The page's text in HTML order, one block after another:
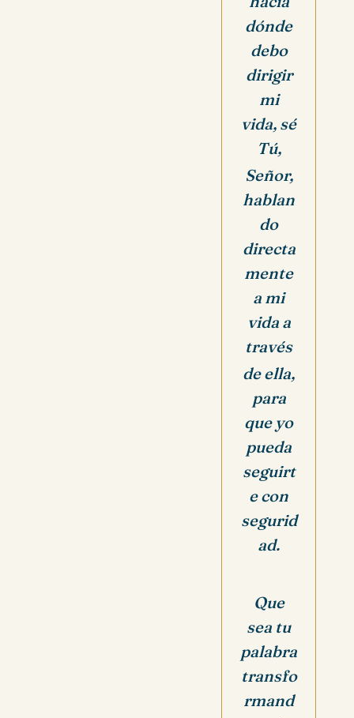
dónde
debo
dirigir
mi
vida, sé
Tú,
Señor,
hablan
do
directa
mente
a mi
vida a
través
de ella,
para
que yo
pueda
seguirt
e con
segurid
ad.
Que
sea tu
palabra
transfo
rmand